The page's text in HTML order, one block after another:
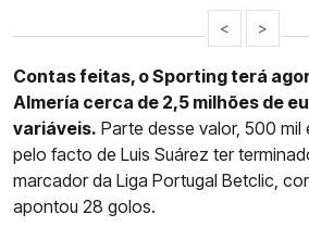
< >
Contas feitas, o Sporting terá
Almería cerca de 2,5 milhões de
variáveis. Parte desse valor, 500 mil
pelo facto de Luis Suárez ter
marcador da Liga Portugal Betclic,
apontou 28 golos.